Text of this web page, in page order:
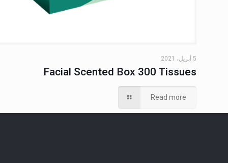
5 أبريل، 2021
Facial Scented Box 300 Tissues
Read more